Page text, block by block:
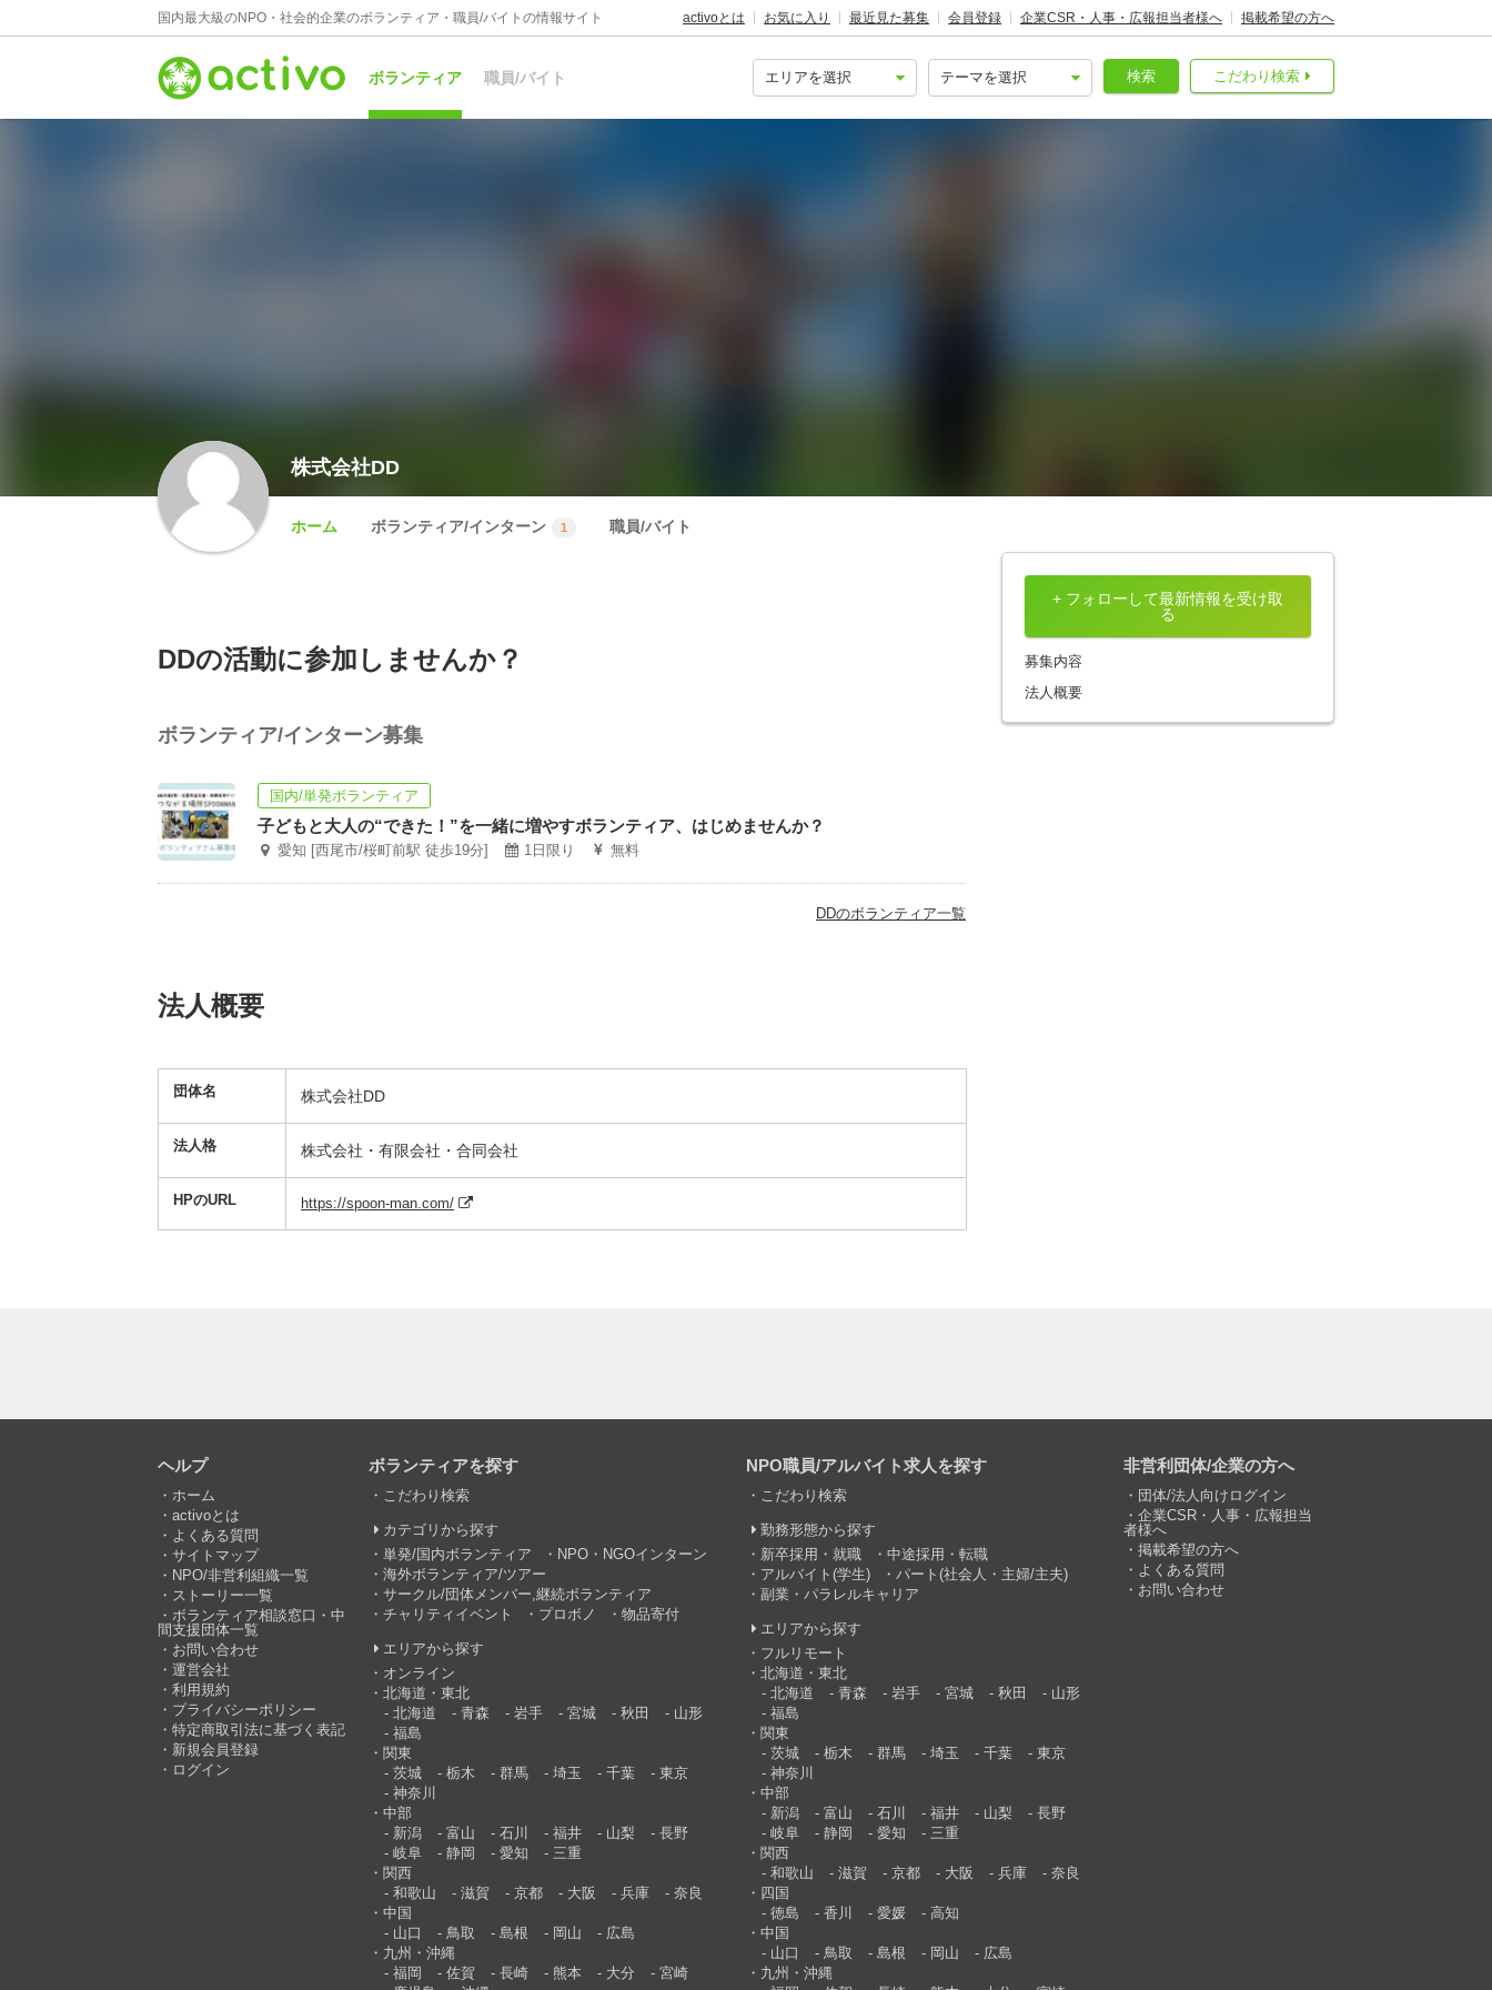
国内最大級のNPO・社会的企業のボランティア・職員/バイトの情報サイト activoとは お気に入り 最近見た募集 会員登録 企業CSR・人事・広報担当者様へ 掲載希望の方へ
ボランティア 職員/バイト こだわり検索
検索
株式会社DD
ホーム ボランティア/インターン 1 職員/バイト
DDの活動に参加しませんか？
ボランティア/インターン募集
国内/単発ボランティア
子どもと大人の“できた！”を一緒に増やすボランティア、はじめませんか？
愛知 [西尾市/桜町前駅 徒歩19分] 1日限り 無料
DDのボランティア一覧
法人概要
団体名 株式会社DD
法人格 株式会社・有限会社・合同会社
HPのURL https://spoon-man.com/
+ フォローして最新情報を受け取
る
募集内容
法人概要
ヘルプ
ホーム
activoとは
よくある質問
サイトマップ
NPO/非営利組織一覧
ストーリー一覧
ボランティア相談窓口・中
間支援団体一覧
お問い合わせ
運営会社
利用規約
プライバシーポリシー
特定商取引法に基づく表記
新規会員登録
ログイン
ボランティアを探す
こだわり検索
カテゴリから探す
単発/国内ボランティア
NPO・NGOインターン
海外ボランティア/ツアー
サークル/団体メンバー,継続ボランティア
チャリティイベント
プロボノ 物品寄付
エリアから探す
オンライン
北海道・東北
北海道
青森 岩手 宮城 秋田
山形
福島
関東
茨城
栃木 群馬 埼玉 千葉
東京
神奈川
中部
新潟
富山 石川 福井 山梨
長野
岐阜
静岡 愛知
三重
関西
和歌山
滋賀 京都 大阪 兵庫
奈良
中国
山口
鳥取 島根 岡山
広島
九州・沖縄
福岡
佐賀 長崎 熊本 大分
宮崎
NPO職員/アルバイト求人を探す
こだわり検索
勤務形態から探す
新卒採用・就職
中途採用・転職
アルバイト(学生)
パート(社会人・主婦/主夫)
副業・パラレルキャリア
エリアから探す
フルリモート
北海道・東北
北海道
青森 岩手 宮城 秋田
山形
福島
関東
茨城
栃木 群馬 埼玉 千葉
東京
神奈川
中部
新潟
富山 石川 福井 山梨
長野
岐阜
静岡 愛知
三重
関西
和歌山
滋賀 京都 大阪 兵庫
奈良
四国
徳島
香川 愛媛
高知
中国
山口
鳥取 島根 岡山
広島
九州・沖縄
非営利団体/企業の方へ
団体/法人向けログイン
企業CSR・人事・広報担当
者様へ
掲載希望の方へ
よくある質問
お問い合わせ